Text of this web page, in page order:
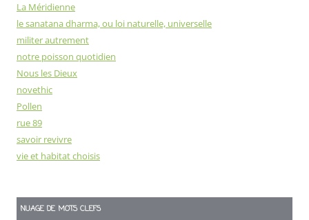
La Méridienne
le sanatana dharma, ou loi naturelle, universelle
militer autrement
notre poisson quotidien
Nous les Dieux
novethic
Pollen
rue 89
savoir revivre
vie et habitat choisis
NUAGE DE MOTS CLEFS